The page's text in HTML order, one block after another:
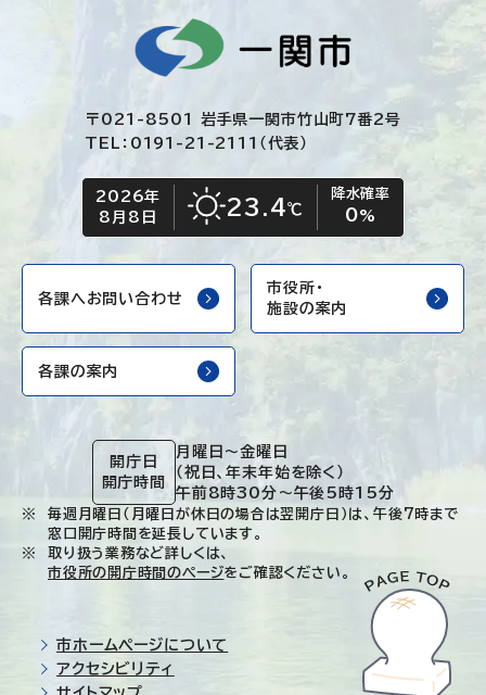
〒021-8501 岩手県一関市竹山町7番2号
TEL：0191-21-2111（代表）
今日の日付
2026年
8月8日
今日の天気
晴れ 23.4℃
降水確率
0%
各課へお問い合わせ
市役所・
施設の案内
各課の案内
開庁日
開庁時間
月曜日～金曜日
（祝日、年末年始を除く）
午前8時30分～午後5時15分
毎週月曜日（月曜日が休日の場合は翌開庁日）は、午後7時まで
窓口開庁時間を延長しています。
取り扱う業務など詳しくは、
市役所の開庁時間のページをご確認ください。
市ホームページについて
アクセシビリティ